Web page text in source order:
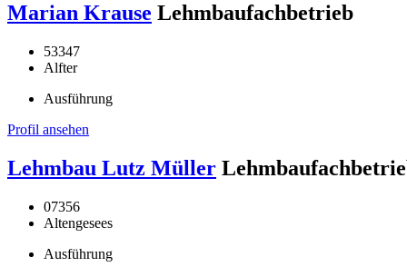
Marian Krause Lehmbaufachbetrieb
53347
Alfter
Ausführung
Profil ansehen
Lehmbau Lutz Müller
07356
Altengesees
Ausführung